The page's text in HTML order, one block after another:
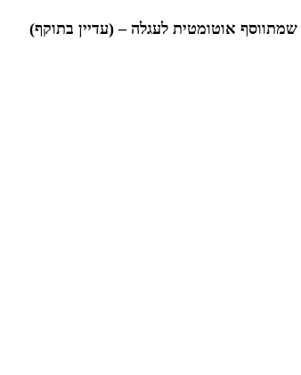
אוטומטית לעגלה – (עדיין בתוקף)